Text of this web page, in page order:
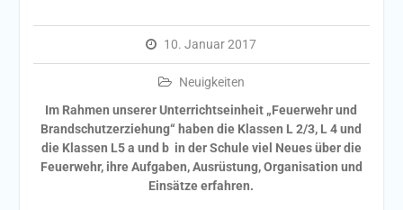
10. Januar 2017
Neuigkeiten
Im Rahmen unserer Unterrichtseinheit „Feuerwehr und
Brandschutzerziehung“ haben die Klassen L 2/3, L 4 und
die Klassen L5 a und b in der Schule viel Neues über die
Feuerwehr, ihre Aufgaben, Ausrüstung, Organisation und
Einsätze erfahren.